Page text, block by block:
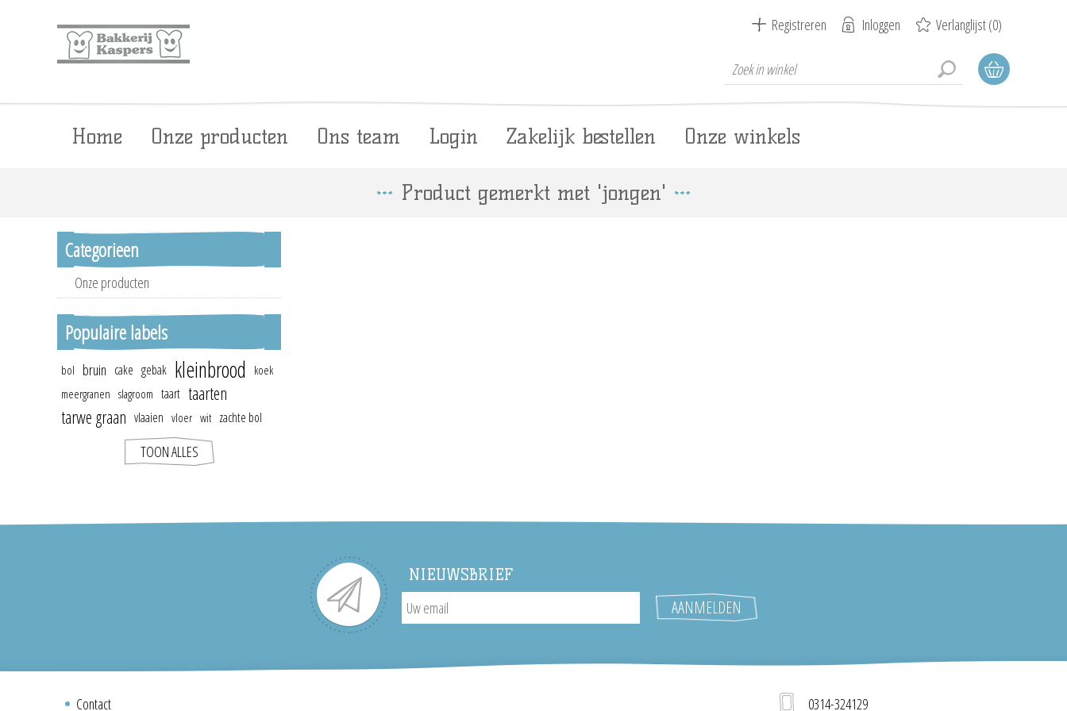
Registreren Inloggen Verlanglijst(0)
Home Onze producten Ons team Login Zakelijk bestellen Onze winkels
Product gemerkt met 'jongen'
Categorieen
Onze producten
Populaire labels
bol bruin cake gebak kleinbrood
koek
meergranen slagroom taart taarten
tarwe graan vlaaien vloer wit zachte bol
TOON ALLES
NIEUWSBRIEF
Contact 0314-324129